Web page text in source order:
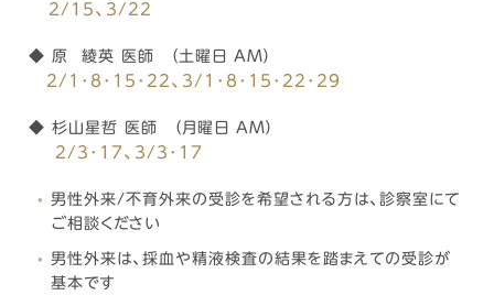
2/15、3/22
◆ 原 綾英 医師 （土曜日 AM）
2/1･8･15･22、3/1･8･15･22･29
◆ 杉山星哲 医師 （月曜日 AM）
2/3･17 、3/3･17
男性外来/不育外来の受診を希望される方は、診察室にて
ご相談ください
男性外来は、採血や精液検査の結果を踏まえての受診が
基本です